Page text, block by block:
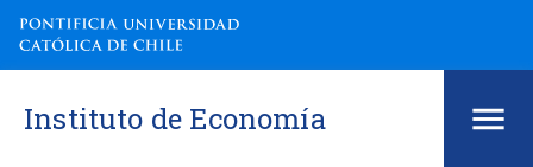
Instituto de Economía